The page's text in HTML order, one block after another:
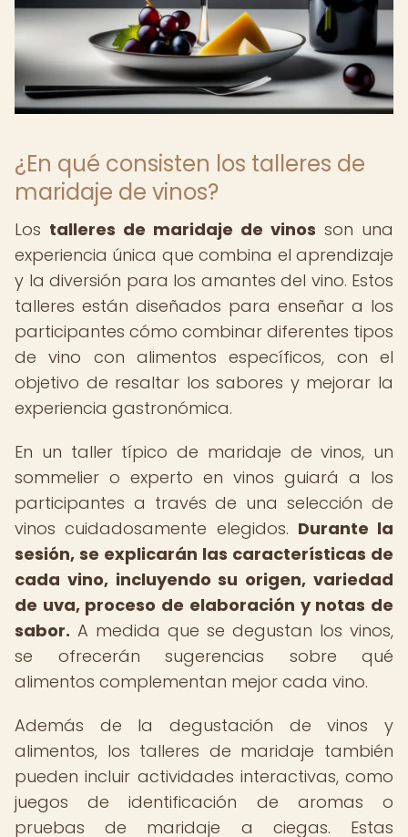
¿En qué consisten los talleres de
maridaje de vinos?
Los talleres de maridaje de vinos son una
experiencia única que combina el aprendizaje
y la diversión para los amantes del vino. Estos
talleres están diseñados para enseñar a los
participantes cómo combinar diferentes tipos
de vino con alimentos específicos, con el
objetivo de resaltar los sabores y mejorar la
experiencia gastronómica.
En un taller típico de maridaje de vinos, un
sommelier o experto en vinos guiará a los
participantes a través de una selección de
vinos cuidadosamente elegidos. Durante la
sesión, se explicarán las características de
cada vino, incluyendo su origen, variedad
de uva, proceso de elaboración y notas de
sabor. A medida que se degustan los vinos,
se ofrecerán sugerencias sobre qué
alimentos complementan mejor cada vino.
Además de la degustación de vinos y
alimentos, los talleres de maridaje también
pueden incluir actividades interactivas, como
juegos de identificación de aromas o
pruebas de maridaje a ciegas. Estas